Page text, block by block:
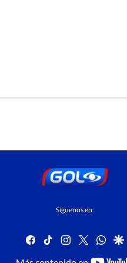
Síguenos en:
facebook
tiktok instagram
twitter